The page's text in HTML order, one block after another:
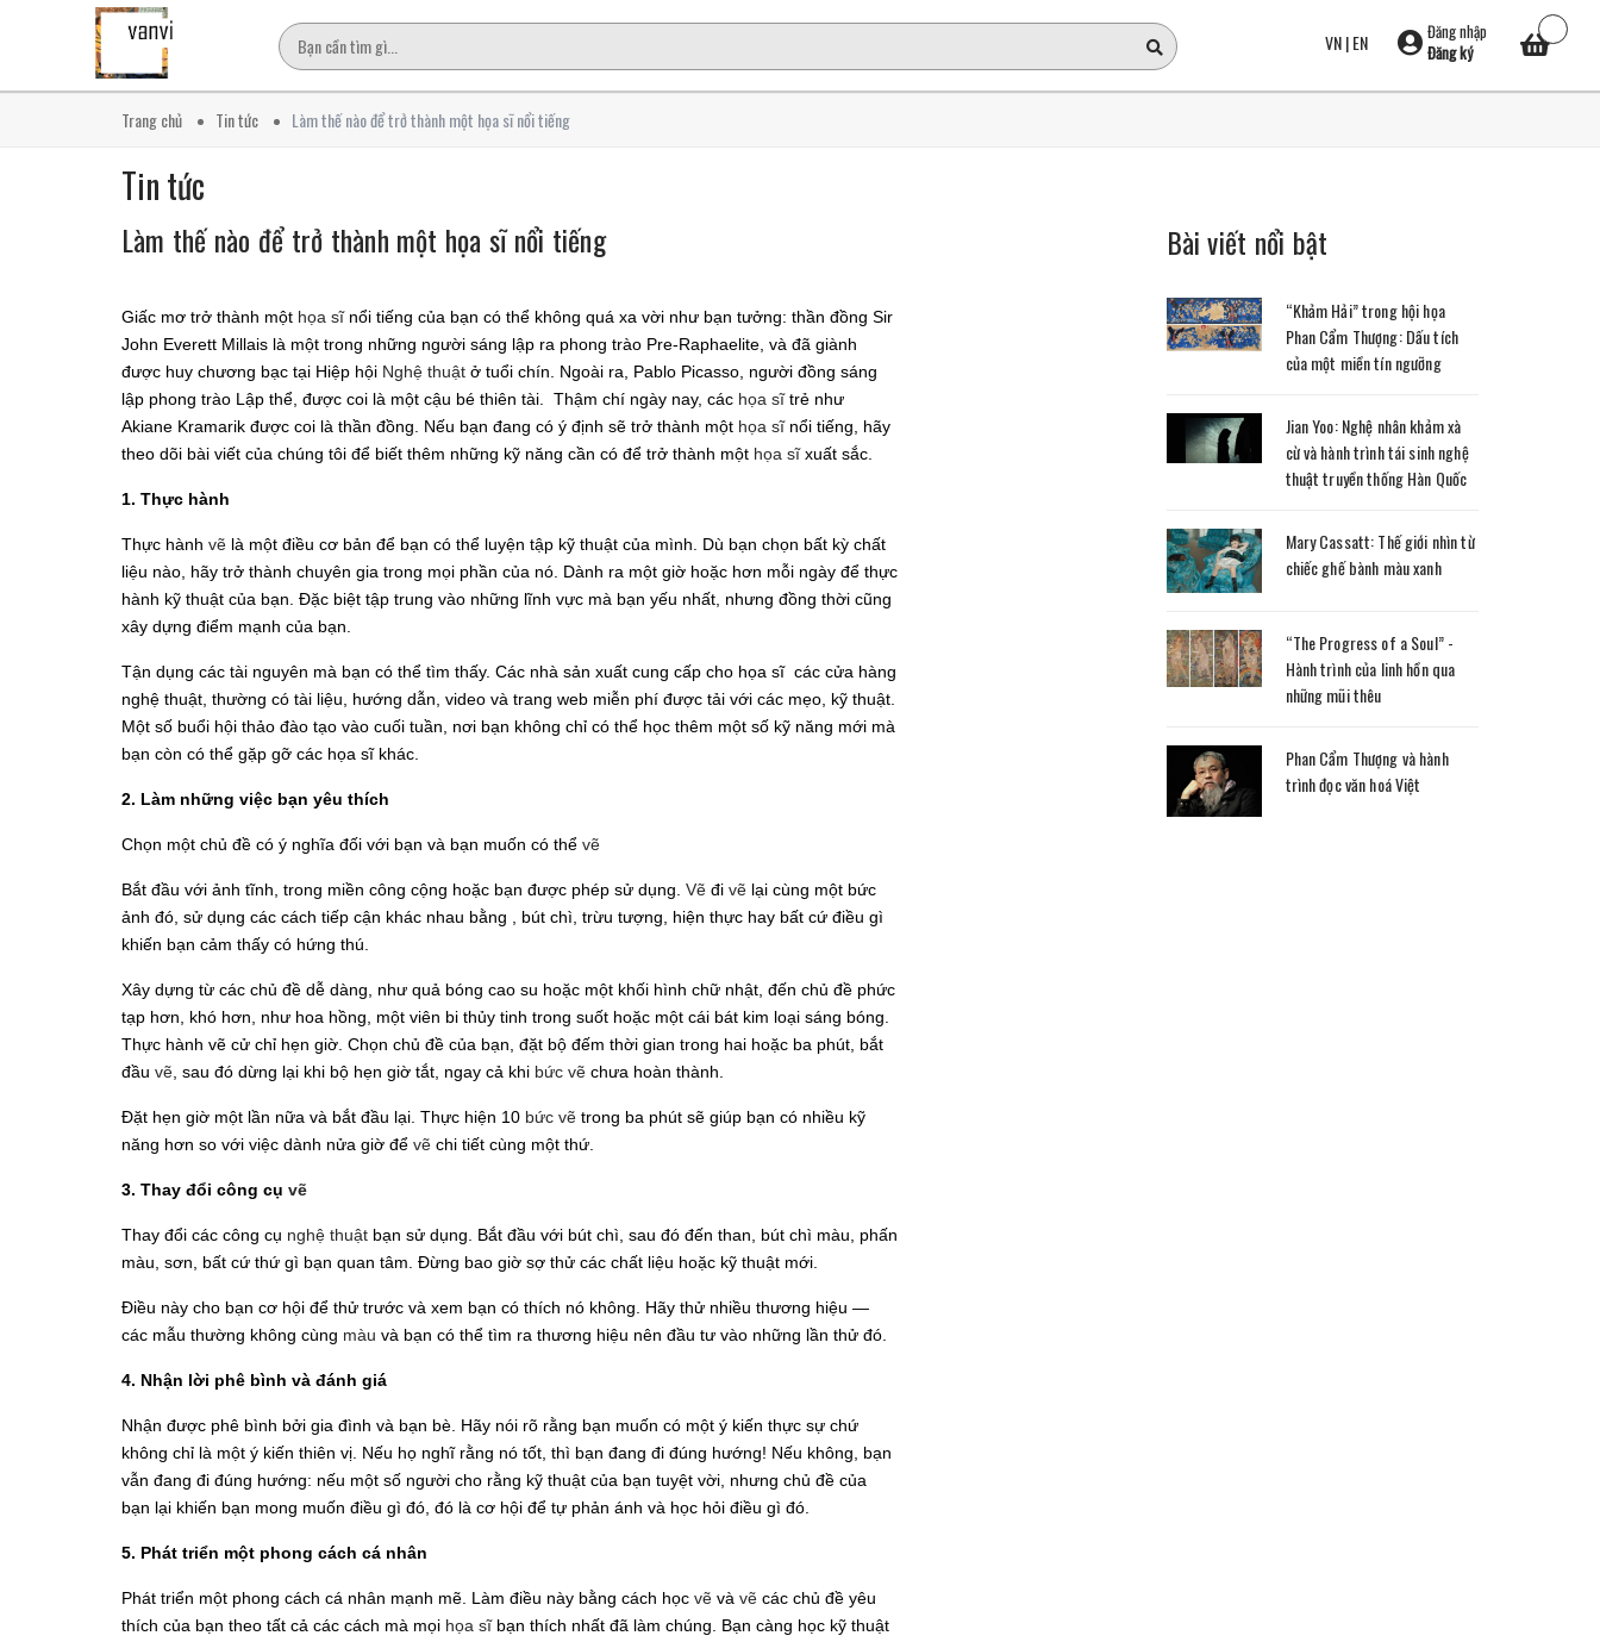
VN|EN
Đăng nhập
Đăng ký
Trang chủ Tin tức Làm thế nào để trở thành một họa sĩ nổi tiếng
Tin tức
Làm thế nào để trở thành một họa sĩ nổi tiếng
Giấc mơ trở thành một họa sĩnổi tiếng của bạn có thể không quá xa vời như bạn tưởng: thần đồng Sir
John Everett Millais là một trong những người sáng lập ra phong trào Pre-Raphaelite, và đã giành
được huy chương bạc tại Hiệp hội Nghệ thuật ở tuổi chín. Ngoài ra, Pablo Picasso, người đồng sáng
lập phong trào Lập thể, được coi là một cậu bé thiên tài. Thậm chí ngày nay, các họa sĩtrẻ như
Akiane Kramarik được coi là thần đồng. Nếu bạn đang có ý định sẽ trở thành một họa sĩnổi tiếng, hãy
theo dõi bài viết của chúng tôi để biết thêm những kỹ năng cần có để trở thành một họa sĩxuất sắc.
1. Thực hành
Thực hành vẽ là một điều cơ bản để bạn có thể luyện tập kỹ thuật của mình. Dù bạn chọn bất kỳ chất
liệu nào, hãy trở thành chuyên gia trong mọi phần của nó. Dành ra một giờ hoặc hơn mỗi ngày để thực
hành kỹ thuật của bạn. Đặc biệt tập trung vào những lĩnh vực mà bạn yếu nhất, nhưng đồng thời cũng
xây dựng điểm mạnh của bạn.
Tận dụng các tài nguyên mà bạn có thể tìm thấy. Các nhà sản xuất cung cấp cho họa sĩ các cửa hàng
nghệ thuật, thường có tài liệu, hướng dẫn, video và trang web miễn phí được tải với các mẹo, kỹ thuật.
Một số buổi hội thảo đào tạo vào cuối tuần, nơi bạn không chỉ có thể học thêm một số kỹ năng mới mà
bạn còn có thể gặp gỡ các họa sĩ khác.
2. Làm những việc bạn yêu thích
Chọn một chủ đề có ý nghĩa đối với bạn và bạn muốn có thể vẽ
Bắt đầu với ảnh tĩnh, trong miền công cộng hoặc bạn được phép sử dụng. Vẽ đi vẽ lại cùng một bức
ảnh đó, sử dụng các cách tiếp cận khác nhau bằng , bút chì, trừu tượng, hiện thực hay bất cứ điều gì
khiến bạn cảm thấy có hứng thú.
Xây dựng từ các chủ đề dễ dàng, như quả bóng cao su hoặc một khối hình chữ nhật, đến chủ đề phức
tạp hơn, khó hơn, như hoa hồng, một viên bi thủy tinh trong suốt hoặc một cái bát kim loại sáng bóng.
Thực hành vẽ cử chỉ hẹn giờ. Chọn chủ đề của bạn, đặt bộ đếm thời gian trong hai hoặc ba phút, bắt
đầu vẽ , sau đó dừng lại khi bộ hẹn giờ tắt, ngay cả khi bức vẽ chưa hoàn thành.
Đặt hẹn giờ một lần nữa và bắt đầu lại. Thực hiện 10 bức vẽ trong ba phút sẽ giúp bạn có nhiều kỹ
năng hơn so với việc dành nửa giờ để vẽ chi tiết cùng một thứ.
3. Thay đổi công cụ vẽ
Thay đổi các công cụ nghệ thuật bạn sử dụng. Bắt đầu với bút chì, sau đó đến than, bút chì màu, phấn
màu, sơn, bất cứ thứ gì bạn quan tâm. Đừng bao giờ sợ thử các chất liệu hoặc kỹ thuật mới.
Điều này cho bạn cơ hội để thử trước và xem bạn có thích nó không. Hãy thử nhiều thương hiệu —
các mẫu thường không cùng màu và bạn có thể tìm ra thương hiệu nên đầu tư vào những lần thử đó.
4. Nhận lời phê bình và đánh giá
Nhận được phê bình bởi gia đình và bạn bè. Hãy nói rõ rằng bạn muốn có một ý kiến ​​thực sự chứ
không chỉ là một ý kiến ​​thiên vị. Nếu họ nghĩ rằng nó tốt, thì bạn đang đi đúng hướng! Nếu không, bạn
vẫn đang đi đúng hướng: nếu một số người cho rằng kỹ thuật của bạn tuyệt vời, nhưng chủ đề của
bạn lại khiến bạn mong muốn điều gì đó, đó là cơ hội để tự phản ánh và học hỏi điều gì đó.
5. Phát triển một phong cách cá nhân
Phát triển một phong cách cá nhân mạnh mẽ. Làm điều này bằng cách học vẽ và vẽ các chủ đề yêu
thích của bạn theo tất cả các cách mà mọi họa sĩbạn thích nhất đã làm chúng. Bạn càng học kỹ thuật
Bài viết nổi bật
“Khảm Hải” trong hội họa
Phan Cẩm Thượng: Dấu tích
của một miền tín ngưỡng
Jian Yoo: Nghệ nhân khảm xà
cừ và hành trình tái sinh nghệ
thuật truyền thống Hàn Quốc
Mary Cassatt: Thế giới nhìn từ
chiếc ghế bành màu xanh
“The Progress of a Soul” -
Hành trình của linh hồn qua
những mũi thêu
Phan Cẩm Thượng và hành
trình đọc văn hoá Việt